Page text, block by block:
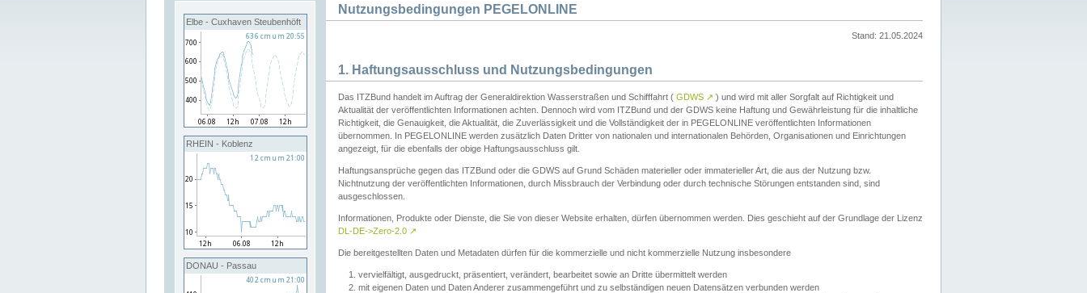
Elbe - Cuxhaven Steubenhöft
RHEIN - Koblenz
DONAU - Passau
Nutzungsbedingungen PEGELONLINE
Stand: 21.05.2024
1. Haftungsausschluss und Nutzungsbedingungen
Das ITZBund handelt im Auftrag der Generaldirektion Wasserstraßen und Schifffahrt ( GDWS ↗ ) und wird mit aller Sorgfalt auf Richtigkeit und
Aktualität der veröffentlichten Informationen achten. Dennoch wird vom ITZBund und der GDWS keine Haftung und Gewährleistung für die inhaltliche
Richtigkeit, die Genauigkeit, die Aktualität, die Zuverlässigkeit und die Vollständigkeit der in PEGELONLINE veröffentlichten Informationen
übernommen. In PEGELONLINE werden zusätzlich Daten Dritter von nationalen und internationalen Behörden, Organisationen und Einrichtungen
angezeigt, für die ebenfalls der obige Haftungsausschluss gilt.
Haftungsansprüche gegen das ITZBund oder die GDWS auf Grund Schäden materieller oder immaterieller Art, die aus der Nutzung bzw.
Nichtnutzung der veröffentlichten Informationen, durch Missbrauch der Verbindung oder durch technische Störungen entstanden sind, sind
ausgeschlossen.
Informationen, Produkte oder Dienste, die Sie von dieser Website erhalten, dürfen übernommen werden. Dies geschieht auf der Grundlage der Lizenz
DL-DE->Zero-2.0 ↗
Die bereitgestellten Daten und Metadaten dürfen für die kommerzielle und nicht kommerzielle Nutzung insbesondere
vervielfältigt, ausgedruckt, präsentiert, verändert, bearbeitet sowie an Dritte übermittelt werden
mit eigenen Daten und Daten Anderer zusammengeführt und zu selbständigen neuen Datensätzen verbunden werden